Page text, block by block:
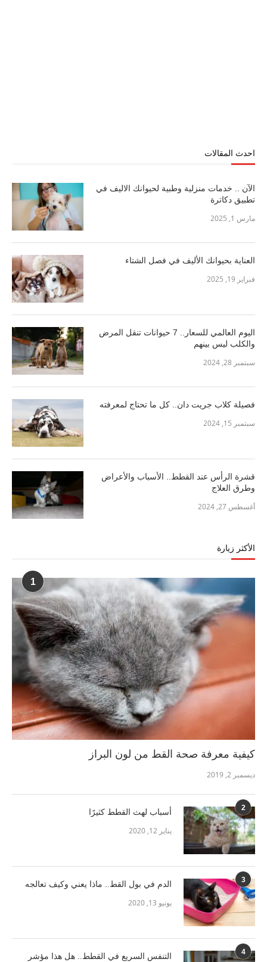
احدث المقالات
الآن .. خدمات منزلية وطبية لحيوانك الاليف في
تطبيق دكاترة
مارس 1, 2025
العناية بحيوانك الأليف في فصل الشتاء
فبراير 19, 2025
اليوم العالمي للسعار.. 7 حيوانات تنقل المرض
والكلب ليس بينهم
سبتمبر 28, 2024
فصيلة كلاب جريت دان.. كل ما تحتاج لمعرفته
سبتمبر 15, 2024
قشرة الرأس عند القطط.. الأسباب والأعراض
وطرق العلاج
أغسطس 27, 2024
الأكثر زيارة
1
كيفية معرفة صحة القط من لون البراز
ديسمبر 2, 2019
2 أسباب لهث القطط كثيرًا
يناير 12, 2020
3 الدم في بول القط.. ماذا يعني وكيف تعالجه
يونيو 13, 2020
4
التنفس السريع في القطط.. هل هذا مؤشر